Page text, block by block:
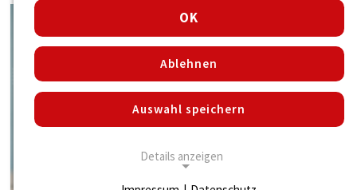
OK
Ablehnen
Auswahl speichern
Details anzeigen